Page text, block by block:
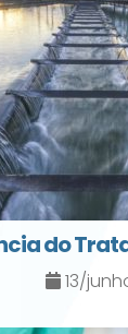
do
13/